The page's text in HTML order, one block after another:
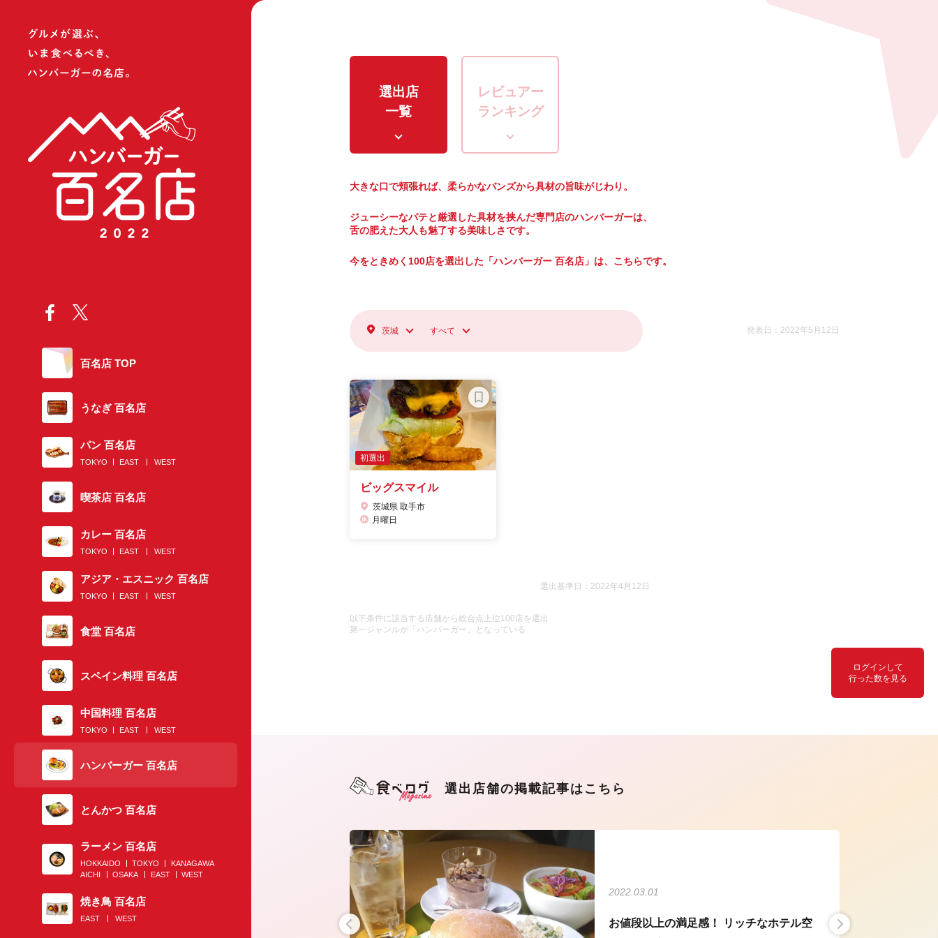
百名店 TOP
うなぎ 百名店
パン 百名店
TOKYO EAST WEST
喫茶店 百名店
カレー 百名店
TOKYO EAST WEST
アジア・エスニック 百名店
TOKYO EAST WEST
食堂 百名店
スペイン料理 百名店
中国料理 百名店
TOKYO EAST WEST
ハンバーガー 百名店
とんかつ 百名店
ラーメン 百名店
HOKKAIDO TOKYO
KANAGAWA
AICHI
OSAKA EAST WEST
焼き鳥 百名店
EAST WEST
選出店
一覧
レビュアー
ランキング
大きな口で頬張れば、柔らかなバンズから具材の旨味がじわり。
ジューシーなパテと厳選した具材を挟んだ専門店のハンバーガーは、
舌の肥えた大人も魅了する美味しさです。
今をときめく100店を選出した「ハンバーガー 百名店」は、こちらです。
茨城 すべて 発表日：2022年5月12日
初選出
ビッグスマイル
茨城県 取手市
月曜日
選出基準日：2022年4月12日
以下条件に該当する店舗から総合点上位100店を選出
第一ジャンルが「ハンバーガー」となっている
ログインして
行った数を見る
選出店舗の掲載記事はこちら
がっつり肉、なのに軽～い！ 雰囲気抜群
2022.03.01
お値段以上の満足感！ リッチなホテル空